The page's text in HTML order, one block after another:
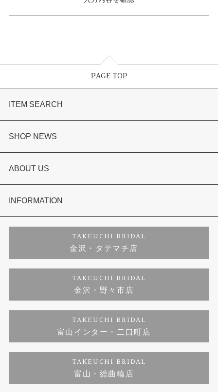
PAGE TOP
ITEM SEARCH
婚約指輪
結婚指輪
セットリング
婚約ネックレス
ダイヤモンド
ジュエリーリフォーム
SHOP NEWS
選ばれる理由まとめ
お客様の声
プロポーズサポート
ブランドリスト
福井指輪工房｜手作りペアリング
福井指輪工房｜手作り結婚指輪 and 婚約指輪
福井工房｜手作り婚約指輪プロポーズプラン
ABOUT US
会社概要
お客様の声
INFORMATION
プライバシーポリシー
TAKEUCHI BRIDAL
金沢・タテマチ店
TAKEUCHI BRIDAL
金沢・野々市店
TAKEUCHI BRIDAL
富山インター・二口町店
TAKEUCHI BRIDAL
富山・総曲輪店